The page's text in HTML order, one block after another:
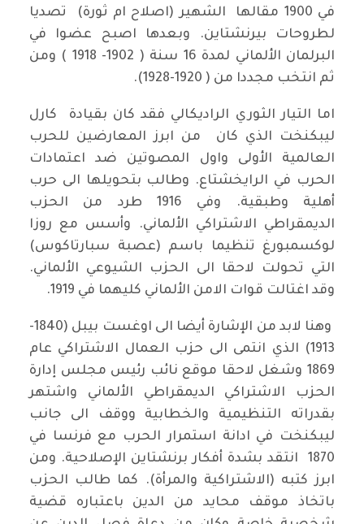
في 1900 مقالها الشهير (اصلاح ام ثورة) تصديا
لطروحات بيرنشتاين. وبعدها اصبح عضوا في
البرلمان الألماني لمدة 16 سنة ( 1902- 1918 ) ومن
ثم انتخب مجددا من ( 1920-1928).
اما التيار الثوري الراديكالي فقد كان بقيادة كارل
ليبكنخت الذي كان من ابرز المعارضين للحرب
العالمية الأولى واول المصوتين ضد اعتمادات
الحرب في الرايخشتاع. وطالب بتحويلها الى حرب
أهلية وطبقية. وفي 1916 طرد من الحزب
الديمقراطي الاشتراكي الألماني. وأسس مع روزا
لوكسمبورغ تنظيما باسم (عصبة سبارتاكوس)
التي تحولت لاحقا الى الحزب الشيوعي الألماني.
وقد اغتالت قوات الامن الألماني كليهما في 1919.
وهنا لابد من الإشارة أيضا الى اوغست بيبل (1840-
1913) الذي انتمى الى حزب العمال الاشتراكي عام
1869 وشغل لاحقا موقع نائب رئيس مجلس إدارة
الحزب الاشتراكي الديمقراطي الألماني واشتهر
بقدراته التنظيمية والخطابية ووقف الى جانب
ليبكنخت في ادانة استمرار الحرب مع فرنسا في
1870 انتقد بشدة أفكار برنشتاين الإصلاحية. ومن
ابرز كتبه (الاشتراكية والمرأة). كما طالب الحزب
باتخاذ موقف محايد من الدين باعتباره قضية